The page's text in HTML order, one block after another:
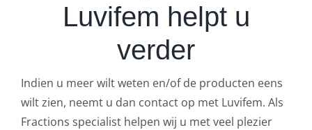
Luvifem helpt u
verder
Indien u meer wilt weten en/of de producten eens
wilt zien, neemt u dan contact op met Luvifem. Als
Fractions specialist helpen wij u met veel plezier